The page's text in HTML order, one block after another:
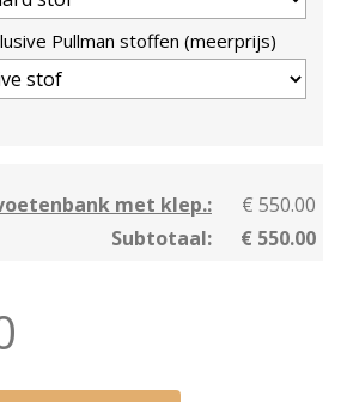
Pullman stoffen (meerprijs)
met klep.:
€ 550.00
Subtotaal:
€ 550.00